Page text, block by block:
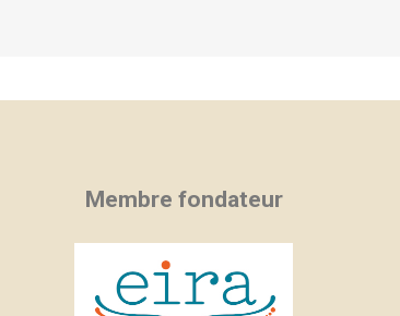
Membre fondateur